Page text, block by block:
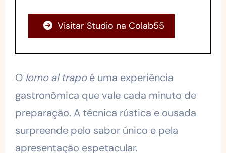
Visitar Studio na Colab55
O lomo al trapoé uma experiência
gastronômica que vale cada minuto de
preparação. A técnica rústica e ousada
surpreende pelo sabor único e pela
apresentação espetacular.